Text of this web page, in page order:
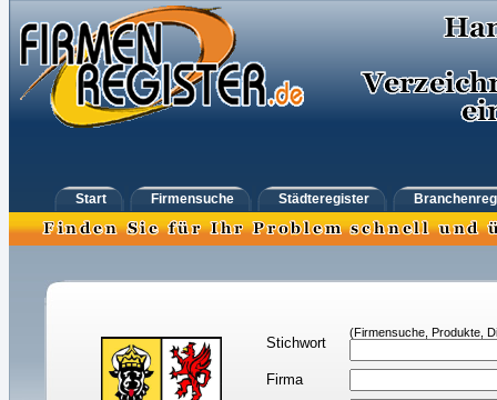
Start Firmensuche Städteregister
Stichwort
(Firmensuche, Produkte,
Firma